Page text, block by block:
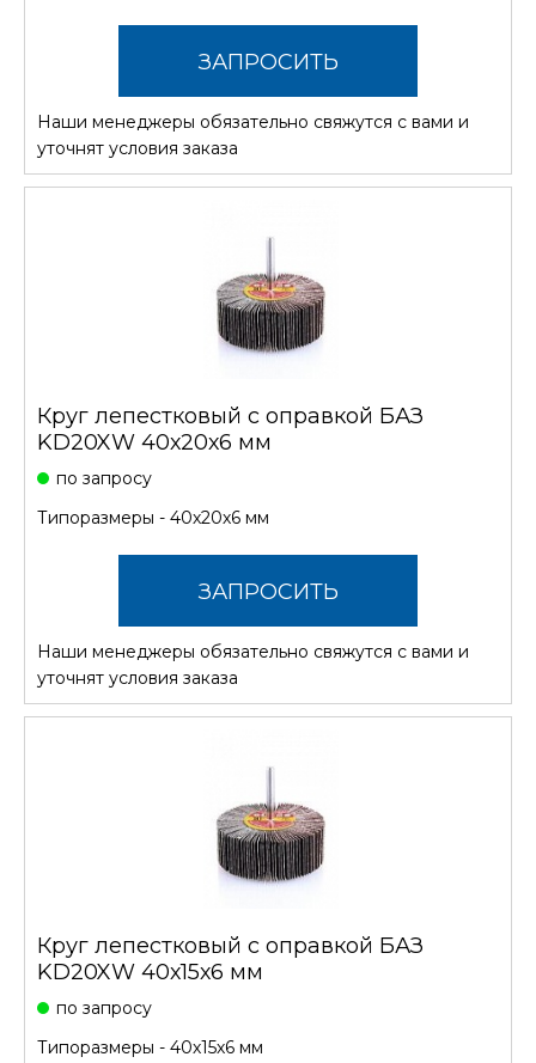
ЗАПРОСИТЬ
СТОИМОСТЬ
Наши менеджеры обязательно свяжутся с вами и
уточнят условия заказа
Круг лепестковый с оправкой БАЗ
KD20XW 40х20х6 мм
по запросу
Типоразмеры - 40х20х6 мм
ЗАПРОСИТЬ
СТОИМОСТЬ
Наши менеджеры обязательно свяжутся с вами и
уточнят условия заказа
Круг лепестковый с оправкой БАЗ
KD20XW 40х15х6 мм
по запросу
Типоразмеры - 40х15х6 мм